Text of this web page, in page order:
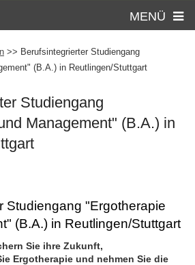
MENÜ
>> Berufsintegrierter Studiengang
(B.A.) in Reutlingen/Stuttgart
Studiengang
Management" (B.A.) in
Studiengang "Ergotherapie
(B.A.) in Reutlingen/Stuttgart
Sie ihre Zukunft,
Ergotherapie und nehmen Sie die